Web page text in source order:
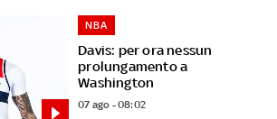
Davis: per ora nessun
prolungamento a
Washington
NBA
07 ago - 08:02